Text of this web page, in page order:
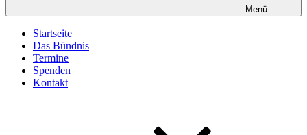
Menü
Startseite
Das Bündnis
Termine
Spenden
Kontakt